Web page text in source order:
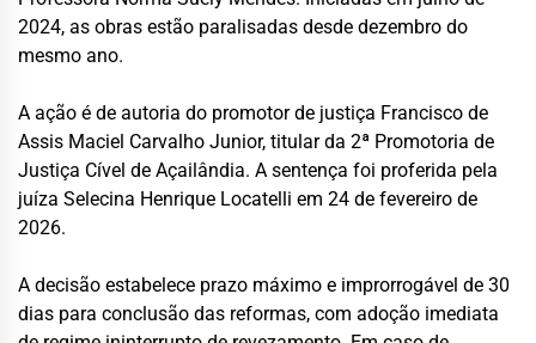
2024, as obras estão paralisadas desde dezembro do
mesmo ano.
A ação é de autoria do promotor de justiça Francisco de
Assis Maciel Carvalho Junior, titular da 2ª Promotoria de
Justiça Cível de Açailândia. A sentença foi proferida pela
juíza Selecina Henrique Locatelli em 24 de fevereiro de
2026.
A decisão estabelece prazo máximo e improrrogável de 30
dias para conclusão das reformas, com adoção imediata